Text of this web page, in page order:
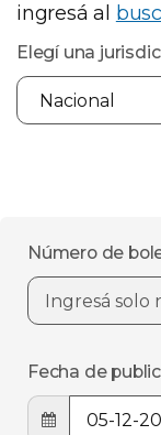
ingresá al
Elegí una
Número de
Fecha de